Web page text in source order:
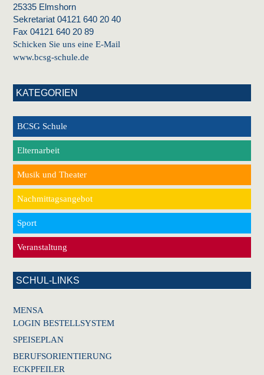
25335 Elmshorn
Sekretariat 04121 640 20 40
Fax 04121 640 20 89
Schicken Sie uns eine E-Mail
www.bcsg-schule.de
KATEGORIEN
BCSG Schule
Elternarbeit
Musik und Theater
Nachmittagsangebot
Sport
Veranstaltung
SCHUL-LINKS
MENSA
LOGIN BESTELLSYSTEM
SPEISEPLAN
BERUFSORIENTIERUNG
ECKPFEILER